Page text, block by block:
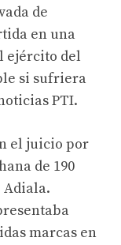
de
en una
ejército del
si sufriera
PTI.
el juicio por
de 190
Adiala.
marcas en